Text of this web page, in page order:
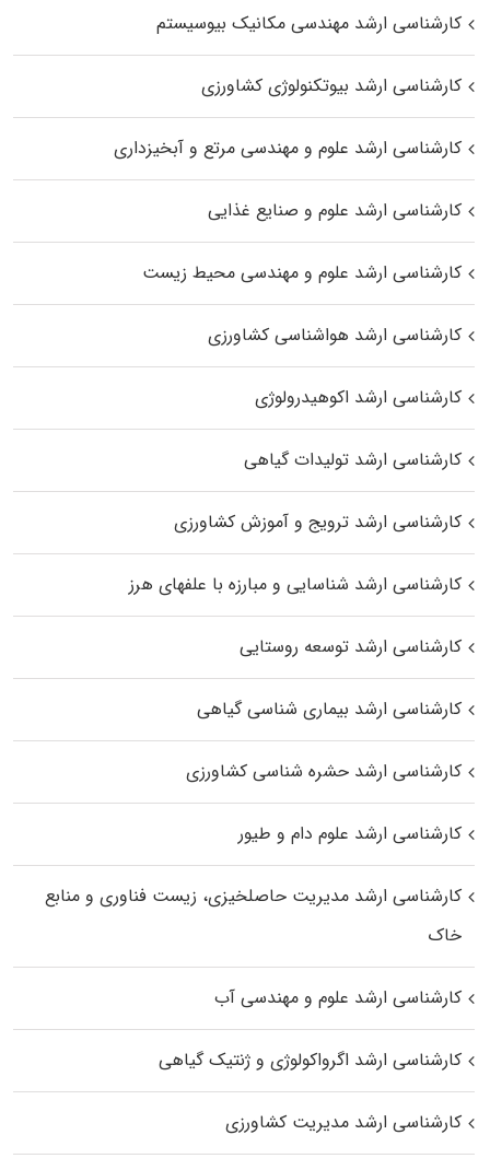
کارشناسی ارشد مهندسی مکانیک بیوسیستم
کارشناسی ارشد بیوتکنولوژی کشاورزی
کارشناسی ارشد علوم و مهندسی مرتع و آبخیزداری
کارشناسی ارشد علوم و صنایع غذایی
کارشناسی ارشد علوم و مهندسی محیط زیست
کارشناسی ارشد هواشناسی کشاورزی
کارشناسی ارشد اکوهیدرولوژی
کارشناسی ارشد تولیدات گیاهی
کارشناسی ارشد ترویج و آموزش کشاورزی
کارشناسی ارشد شناسایی و مبارزه با علفهای هرز
کارشناسی ارشد توسعه روستایی
کارشناسی ارشد بیماری‌ شناسی گیاهی
کارشناسی ارشد حشره‌ شناسی کشاورزی
کارشناسی ارشد علوم دام و طیور
کارشناسی ارشد مدیریت حاصلخیزی، زیست فناوری و منابع
خاک
کارشناسی ارشد علوم و مهندسی آب
کارشناسی ارشد اگرواکولوژی و ژنتیک گیاهی
کارشناسی ارشد مدیریت کشاورزی